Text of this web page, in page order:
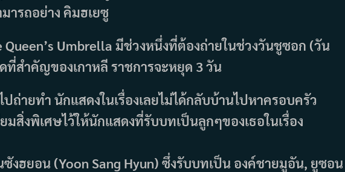
ารถอย่าง คิมฮเยซู
Queen’s Umbrella มีช่วงหนึ่งที่ต้องถ่ายในช่วงวันชูซอก (วัน
สำคัญของเกาหลี ราชการจะหยุด 3 วัน
ปถ่ายทำ นักแสดงในเรื่องเลยไม่ได้กลับบ้านไปหาครอบครัว
ยมสิ่งพิเศษไว้ให้นักแสดงที่รับบทเป็นลูกๆของเธอในเรื่อง
งฮยอน (Yoon Sang Hyun) ซึ่งรับบทเป็น องค์ชายมูอัน, ยูซอน